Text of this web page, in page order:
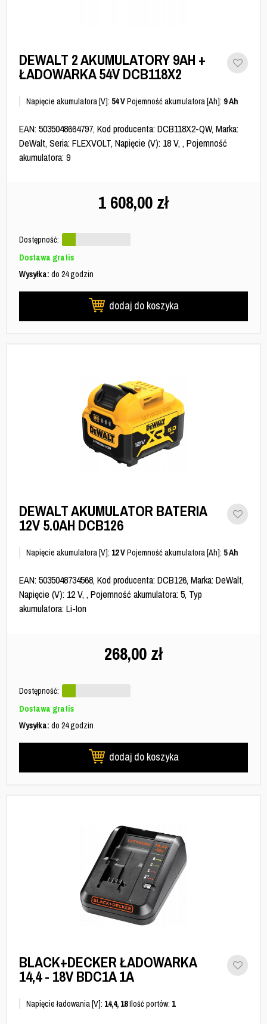
DEWALT 2 AKUMULATORY 9AH +
ŁADOWARKA 54V DCB118X2
Napięcie akumulatora [V]: 54 VPojemność akumulatora [Ah]: 9 Ah
EAN: 5035048664797, Kod producenta: DCB118X2-QW, Marka:
DeWalt, Seria: FLEXVOLT, Napięcie (V): 18 V, , Pojemność
akumulatora: 9
1 608,00 zł
Dostępność:
Dostawa gratis
Wysyłka: do 24 godzin
dodaj do koszyka
DEWALT AKUMULATOR BATERIA
12V 5.0AH DCB126
Napięcie akumulatora [V]: 12 VPojemność akumulatora [Ah]: 5 Ah
EAN: 5035048734568, Kod producenta: DCB126, Marka: DeWalt,
Napięcie (V): 12 V, , Pojemność akumulatora: 5, Typ
akumulatora: Li-Ion
268,00 zł
Dostępność:
Dostawa gratis
Wysyłka: do 24 godzin
dodaj do koszyka
BLACK+DECKER ŁADOWARKA
14,4 - 18V BDC1A 1A
Napięcie ładowania [V]: 14,4, 18Ilość portów: 1